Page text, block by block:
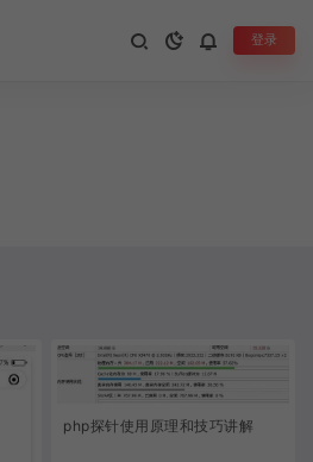
登录
php探针使用原理和技巧讲解